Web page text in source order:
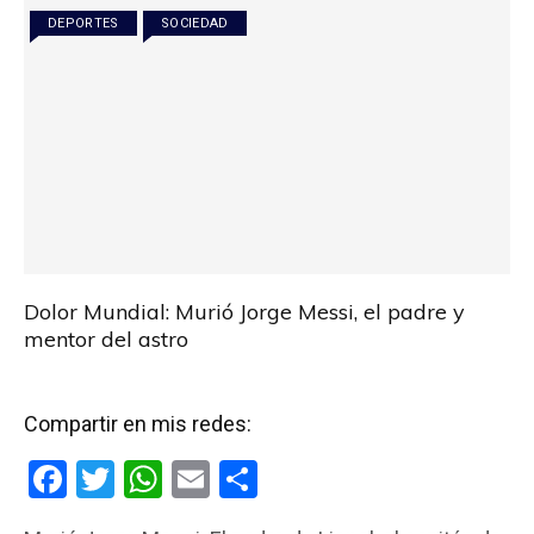
o
k
p
p
DEPORTES SOCIEDAD
Dolor Mundial: Murió Jorge Messi, el padre y
mentor del astro
Compartir en mis redes:
F
T
W E